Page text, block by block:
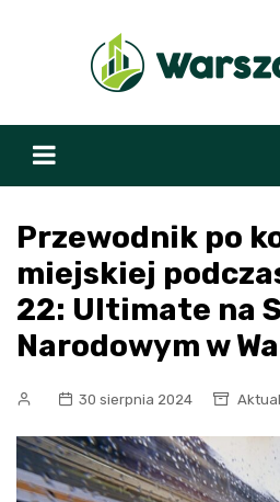
Przewodnik po
miejskiej
22: Ultimate na
Narodowym w
30 sierpnia 2024